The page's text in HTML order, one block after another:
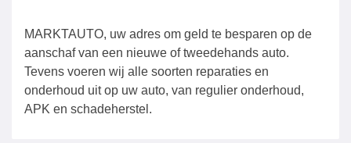
MARKTAUTO, uw adres om geld te besparen op de
aanschaf van een nieuwe of tweedehands auto.
Tevens voeren wij alle soorten reparaties en
onderhoud uit op uw auto, van regulier onderhoud,
APK en schadeherstel.